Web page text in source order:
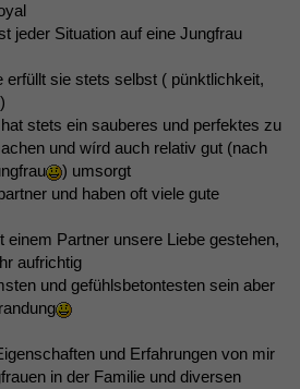
jeder Situation auf eine Jungfrau
erfüllt sie stets selbst ( pünktlichkeit,
stets ein sauberes und perfektes zu
und wírd auch relativ gut (nach
) umsorgt
und haben oft viele gute
einem Partner unsere Liebe gestehen,
aufrichtig
und gefühlsbetontesten sein aber
und Erfahrungen von mir
in der Familie und diversen